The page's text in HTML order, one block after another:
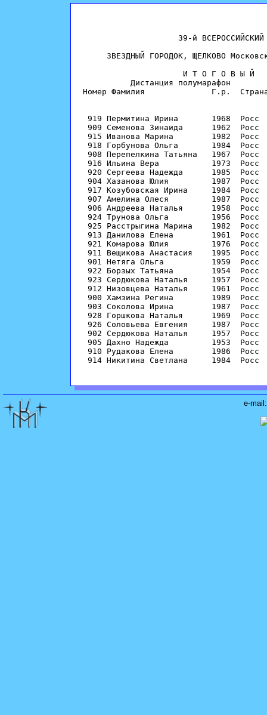
39-й
ЗВЕЗДНЫЙ ГОРОДОК, ЩЕЛКОВО
И Т О Г О В Ы Й
Дистанция полумарафон
Номер Фамилия              Г.р.
919 Пермитина Ирина       1968
909 Семенова Зинаида      1962
915 Иванова Марина        1982
918 Горбунова Ольга       1984
908 Перепелкина Татьяна   1967
916 Ильина Вера           1973
920 Сергеева Надежда      1985
904 Хазанова Юлия         1987
917 Козубовская Ирина     1984
907 Амелина Олеся         1987
906 Андреева Наталья      1958
924 Трунова Ольга         1956
925 Расстрыгина Марина    1982
913 Данилова Елена        1961
921 Комарова Юлия         1976
911 Вещикова Анастасия    1995
901 Нетяга Ольга          1959
922 Борзых Татьяна        1954
923 Сердюкова Наталья     1957
912 Низовцева Наталья     1961
900 Хамзина Регина        1989
903 Соколова Ирина        1987
928 Горшкова Наталья      1969
926 Соловьева Евгения     1987
902 Сердюкова Наталья     1957
905 Дахно Надежда         1953
910 Рудакова Елена        1986
914 Никитина Светлана     1984
е-